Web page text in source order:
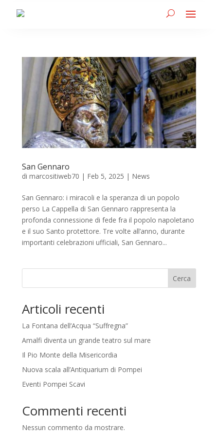
San Gennaro
di marcositiweb70 | Feb 5, 2025 | News
San Gennaro: i miracoli e la speranza di un popolo
perso La Cappella di San Gennaro rappresenta la
profonda connessione di fede fra il popolo napoletano
e il suo Santo protettore. Tre volte all’anno, durante
importanti celebrazioni ufficiali, San Gennaro...
Cerca
Articoli recenti
La Fontana dell’Acqua “Suffregna”
Amalfi diventa un grande teatro sul mare
Il Pio Monte della Misericordia
Nuova scala all’Antiquarium di Pompei
Eventi Pompei Scavi
Commenti recenti
Nessun commento da mostrare.